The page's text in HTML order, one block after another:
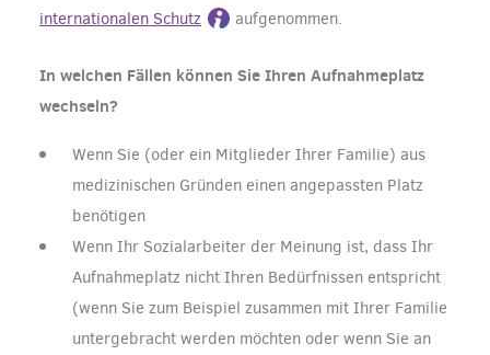
internationalen Schutz
aufgenommen.
In welchen Fällen können Sie Ihren Aufnahmeplatz
wechseln?
Wenn Sie (oder ein Mitglieder Ihrer Familie) aus
medizinischen Gründen einen angepassten Platz
benötigen
Wenn Ihr Sozialarbeiter der Meinung ist, dass Ihr
Aufnahmeplatz nicht Ihren Bedürfnissen entspricht
(wenn Sie zum Beispiel zusammen mit Ihrer Familie
untergebracht werden möchten oder wenn Sie an